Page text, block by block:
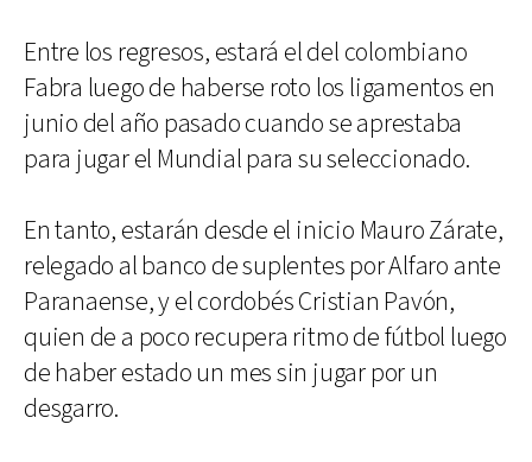
Entre los regresos, estará el del colombiano
Fabra luego de haberse roto los ligamentos en
junio del año pasado cuando se aprestaba
para jugar el Mundial para su seleccionado.
En tanto, estarán desde el inicio Mauro Zárate,
relegado al banco de suplentes por Alfaro ante
Paranaense, y el cordobés Cristian Pavón,
quien de a poco recupera ritmo de fútbol luego
de haber estado un mes sin jugar por un
desgarro.